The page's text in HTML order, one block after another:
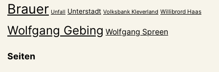
Brauer Unfall Unterstadt Volksbank Kleverland Willibrord Haas
Wolfgang Gebing Wolfgang Spreen
Seiten